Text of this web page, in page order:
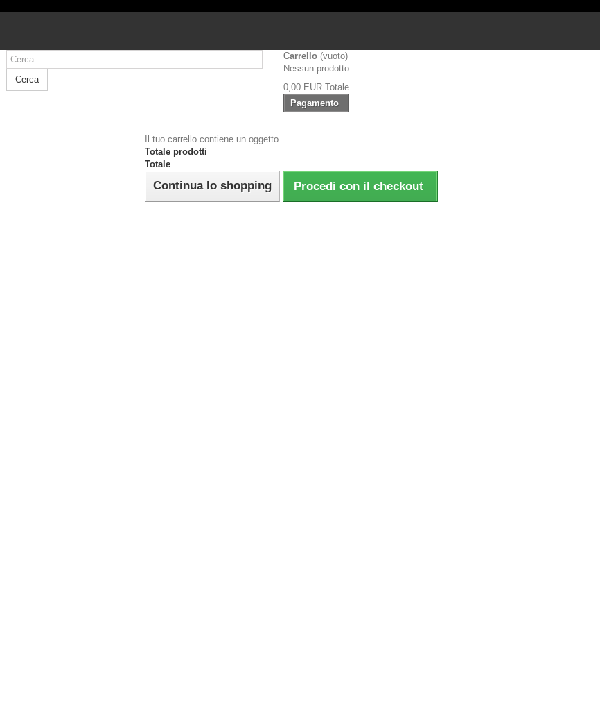
Cerca
Carrello (vuoto)
Nessun prodotto
0,00 EUR Totale
Pagamento
Il tuo carrello contiene un oggetto.
Totale prodotti
Totale
Continua lo shopping Procedi con il checkout